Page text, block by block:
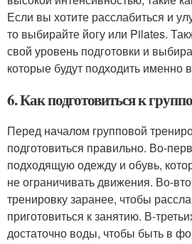
Если вы хотите расслабиться и
то выбирайте йогу или Pilates.
свой уровень подготовки и
которые будут подходить именно
6. Как подготовиться к
Перед началом групповой
подготовиться правильно. Во-
подходящую одежду и обувь,
не ограничивать движения. Во-
тренировку заранее, чтобы
приготовиться к занятию. В-
достаточно воды, чтобы быть в